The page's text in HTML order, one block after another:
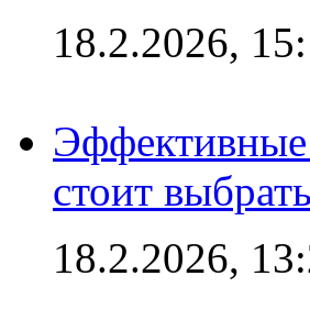
18.2.2026,
стоит
18.2.2026,